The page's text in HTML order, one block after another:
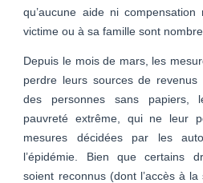
qu’aucune aide ni
victime ou à sa famille sont
Depuis le mois de mars, les
perdre leurs sources de
des personnes sans papiers,
pauvreté extrême, qui ne leur
mesures décidées par les
l’épidémie. Bien que certains
soient reconnus (dont l’accès à